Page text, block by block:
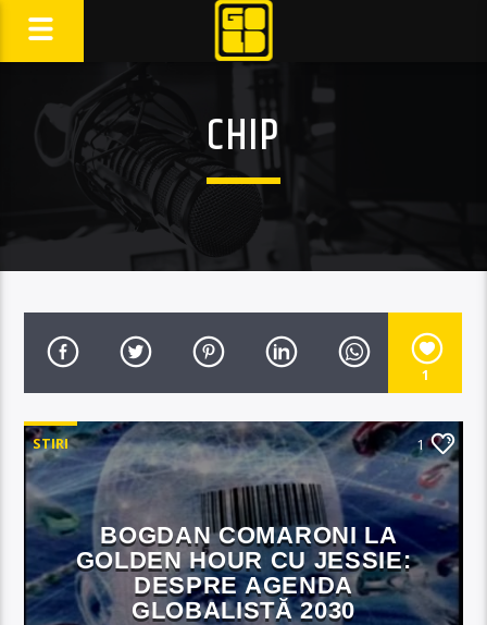
CHIP
1
STIRI 1
BOGDAN COMARONI LA
GOLDEN HOUR CU JESSIE:
DESPRE AGENDA
GLOBALISTĂ 2030